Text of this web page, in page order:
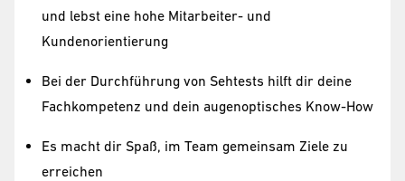
und lebst eine hohe Mitarbeiter- und
Kundenorientierung
Bei der Durchführung von Sehtests hilft dir deine
Fachkompetenz und dein augenoptisches Know-How
Es macht dir Spaß, im Team gemeinsam Ziele zu
erreichen